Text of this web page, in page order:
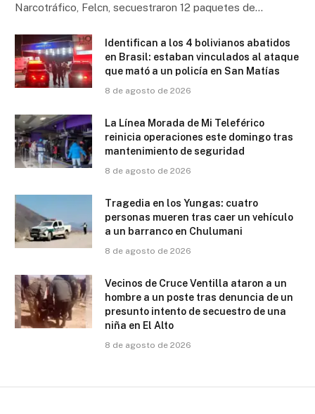
Narcotráfico, Felcn, secuestraron 12 paquetes de…
Identifican a los 4 bolivianos abatidos
en Brasil: estaban vinculados al ataque
que mató a un policía en San Matías
8 de agosto de 2026
La Línea Morada de Mi Teleférico
reinicia operaciones este domingo tras
mantenimiento de seguridad
8 de agosto de 2026
Tragedia en los Yungas: cuatro
personas mueren tras caer un vehículo
a un barranco en Chulumani
8 de agosto de 2026
Vecinos de Cruce Ventilla ataron a un
hombre a un poste tras denuncia de un
presunto intento de secuestro de una
niña en El Alto
8 de agosto de 2026